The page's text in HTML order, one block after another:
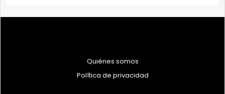
Quiénes somos
Política de privacidad